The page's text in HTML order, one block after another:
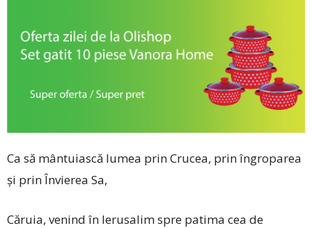
Ca să mântuiască lumea prin Crucea, prin îngroparea
și prin Învierea Sa,
Căruia, venind în Ierusalim spre patima cea de